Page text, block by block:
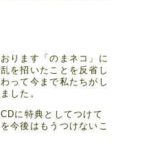
ります「のまネコ」に
を招いたことを反省し
って今まで私たちがし
した。
に特典としてつけて
今後はもうつけないこ